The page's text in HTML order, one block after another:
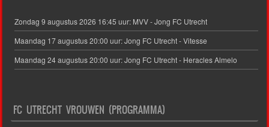
Zondag 9 augustus 2026 16:45 uur: MVV - Jong FC Utrecht
Maandag 17 augustus 20:00 uur: Jong FC Utrecht - Vitesse
Maandag 24 augustus 20:00 uur: Jong FC Utrecht - Heracles Almelo
FC UTRECHT VROUWEN (PROGRAMMA)